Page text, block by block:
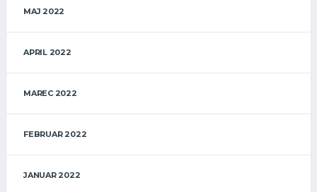
MAJ 2022
APRIL 2022
MAREC 2022
FEBRUAR 2022
JANUAR 2022